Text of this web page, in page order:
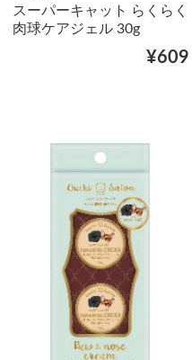
スーパーキャット らくらく
肉球ケアジェル 30g
¥609